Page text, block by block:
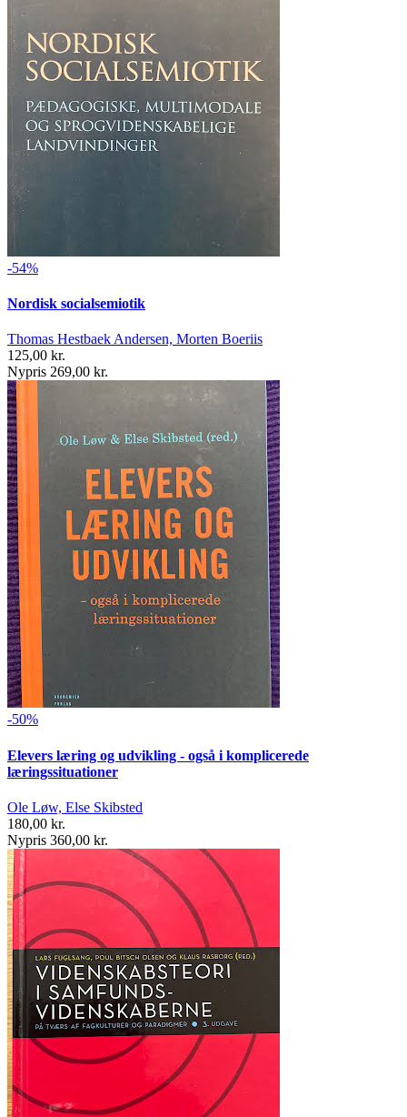
-54%
Nordisk socialsemiotik
Thomas Hestbaek Andersen, Morten Boeriis
125,00 kr.
Nypris 269,00 kr.
-50%
Elevers læring og udvikling - også i komplicerede
læringssituationer
Ole Løw, Else Skibsted
180,00 kr.
Nypris 360,00 kr.